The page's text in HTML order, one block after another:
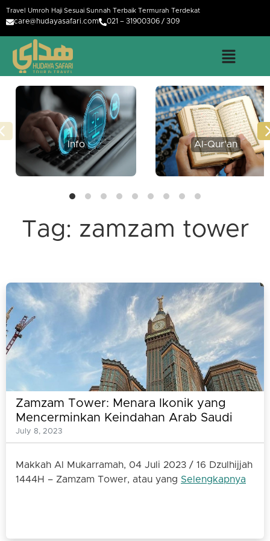
Travel Umroh Haji Sesuai Sunnah Terbaik Termurah Terdekat
care@hudayasafari.com 021 – 31900306 / 309
Info Al-Qur'an
Tag: zamzam tower
Zamzam Tower: Menara Ikonik yang
Mencerminkan Keindahan Arab Saudi
July 8, 2023
Makkah Al Mukarramah, 04 Juli 2023 / 16 Dzulhijjah
1444H – Zamzam Tower, atau yang Selengkapnya